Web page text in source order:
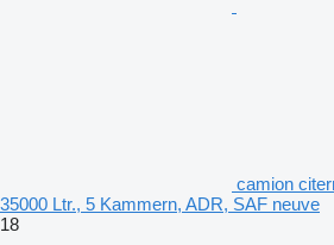
camion
35000 Ltr., 5 Kammern, ADR, SAF neuve
18